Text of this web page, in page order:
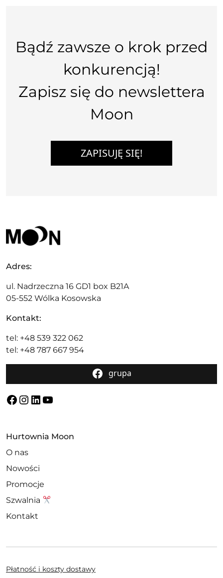
Bądź zawsze o krok przed
konkurencją!
Zapisz się do newslettera
Moon
ZAPISUJĘ SIĘ!
Adres:
ul. Nadrzeczna 16 GD1 box B21A
05-552 Wólka Kosowska
Kontakt:
tel: +48 539 322 062
tel: +48 787 667 954
grupa
Facebook
Instagram
LinkedIn
YouTube
Hurtownia Moon
O nas
Nowości
Promocje
Szwalnia
Kontakt
Płatność i koszty dostawy